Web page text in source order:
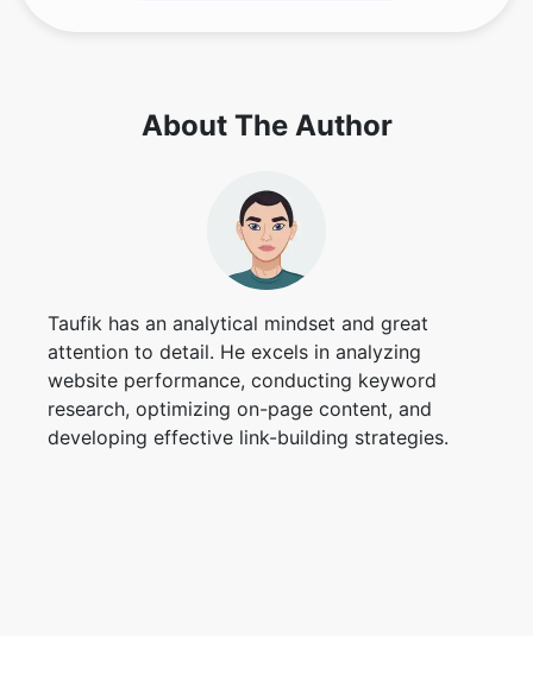
About The Author
Taufik has an analytical mindset and great
attention to detail. He excels in analyzing
website performance, conducting keyword
research, optimizing on-page content, and
developing effective link-building strategies.